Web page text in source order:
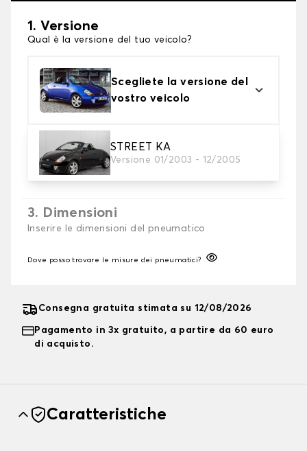
1. Versione
Qual è la versione del tuo veicolo?
Scegliete la versione del
vostro veicolo
STREET KA
Versione 01/2003 - 12/2005
2. Finitura a calza
Scegli le calze da neve adatte alle tue necessità
3. Dimensioni
Inserire le dimensioni del pneumatico
Dove posso trovare le misure dei pneumatici?
Consegna gratuita stimata su 12/08/2026
Pagamento in 3x gratuito, a partire da 60 euro
di acquisto.
Caratteristiche